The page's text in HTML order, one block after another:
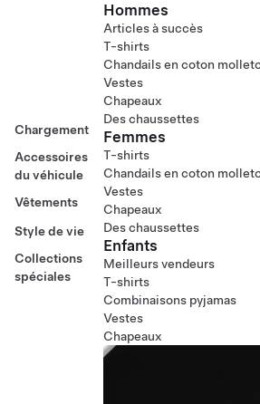
Chargement
Accessoires
du véhicule
Vêtements
Style de vie
Collections
spéciales
Hommes
Articles à succès
T-shirts
Chandails en coton
Vestes
Chapeaux
Des chaussettes
Femmes
T-shirts
Chandails en coton
Vestes
Chapeaux
Des chaussettes
Enfants
Meilleurs vendeurs
T-shirts
Combinaisons pyjamas
Vestes
Chapeaux